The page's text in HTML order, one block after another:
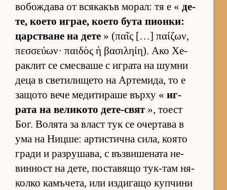
во­бож­дава от вся­ка­къв мо­рал: тя е « де­
те, ко­ето иг­рае, ко­ето бута пи­он­ки:
цар­с­т­ване на дете » (παῖς […] παίζων,
πεσσεύων· παιδὸς ἡ βασιληίη). Ако Хе­
рак­лит се смес­ваше с иг­рата на шумни
деца в све­ти­ли­щето на Ар­те­ми­да, то е
за­щото вече ме­ди­ти­раше върху « иг­
рата на ве­ли­кото де­те-свят », то­ест
Бог. Во­лята за власт тук се очер­тава в
ума на Ниц­ше: ар­тис­тична си­ла, ко­ято
гради и раз­ру­ша­ва, с въз­ви­ше­ната не­
вин­ност на де­те, пос­та­вящо тук-там ня­
колко ка­мъ­че­та, или из­ди­гащо куп­чини